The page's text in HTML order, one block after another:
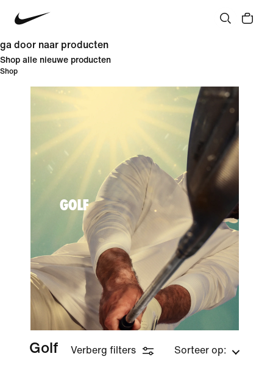
ga door naar producten
Shop alle nieuwe producten
Shop
GOLF
Golf Verberg filters Sorteer op: